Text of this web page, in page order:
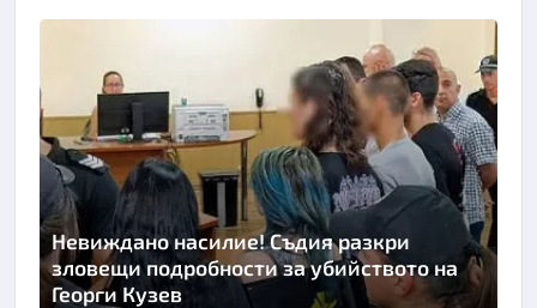
Невиждано насилие! Съдия разкри
зловещи подробности за убийството на
Георги Кузев